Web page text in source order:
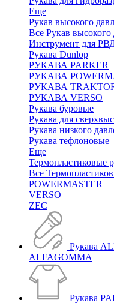
Еще
Рукав высокого
Все Рукав
Инструмент для
Рукава Dunlop
РУКАВА PARKER
РУКАВА
РУКАВА
РУКАВА VERSO
Рукава буровые
Рукава для
Рукава низкого
Рукава тефлоновые
Еще
Термопластиковые
Все
POWERMASTER
VERSO
ZEC
Рукава
ALFAGOMMA
Рукава